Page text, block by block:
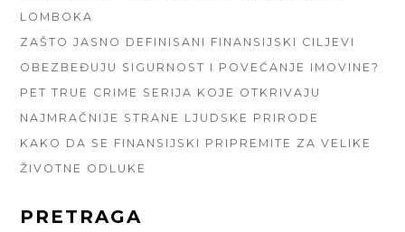
LOMBOKA
ZAŠTO JASNO DEFINISANI FINANSIJSKI CILJEVI
OBEZBEĐUJU SIGURNOST I POVEĆANJE IMOVINE?
PET TRUE CRIME SERIJA KOJE OTKRIVAJU
NAJMRAČNIJE STRANE LJUDSKE PRIRODE
KAKO DA SE FINANSIJSKI PRIPREMITE ZA VELIKE
ŽIVOTNE ODLUKE
PRETRAGA